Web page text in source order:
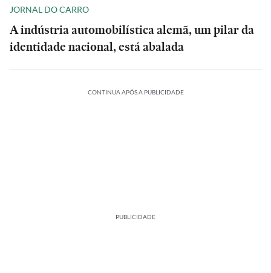
JORNAL DO CARRO
A indústria automobilística alemã, um pilar da
identidade nacional, está abalada
CONTINUA APÓS A PUBLICIDADE
PUBLICIDADE